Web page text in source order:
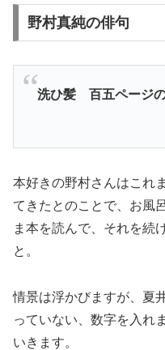
野村真純の俳句
洗ひ髪 百五ページ
本好きの野村さんはこれ
てきたとのことで、お風
ま本を読んで、それを続
と。
情景は浮かびますが、夏
っていない、数字を入れ
いきます。